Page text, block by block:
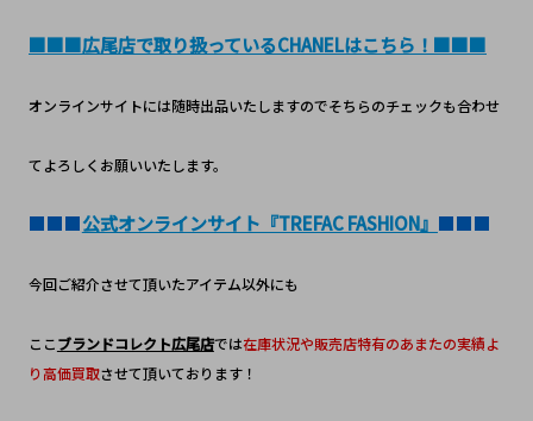
■■■広尾店で取り扱っているCHANELはこちら！■■■
オンラインサイトには随時出品いたしますのでそちらのチェックも合わせ
てよろしくお願いいたします。
■■■公式オンラインサイト『TREFAC FASHION』 ■■■
今回ご紹介させて頂いたアイテム以外にも
ここブランドコレクト広尾店では在庫状況や販売店特有のあまたの実績よ
り高価買取させて頂いております！